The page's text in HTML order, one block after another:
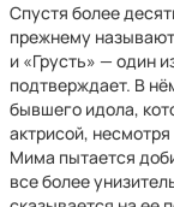
Спустя более
прежнему
и «Грусть» — один
подтверждает. В
бывшего идола,
актрисой,
Мима пытается
все более